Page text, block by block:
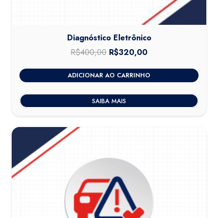
Diagnóstico Eletrônico
R$400,00 O
preço
original
era:
R$400,00.
R$320,00
preço
atual
é:
R$320,00.
ADICIONAR AO CARRINHO
SAIBA MAIS